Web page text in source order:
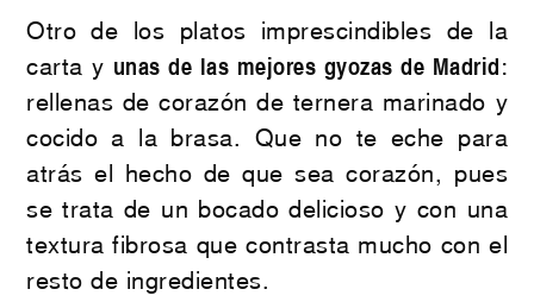
Otro de los platos imprescindibles de la
carta y unas de las mejores gyozas de Madrid:
rellenas de corazón de ternera marinado y
cocido a la brasa. Que no te eche para
atrás el hecho de que sea corazón, pues
se trata de un bocado delicioso y con una
textura fibrosa que contrasta mucho con el
resto de ingredientes.